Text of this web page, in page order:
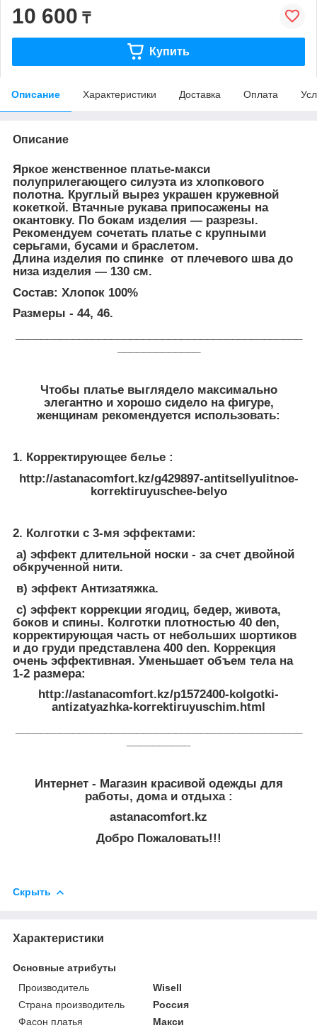
10 600 ₸
Купить
Описание Характеристики Доставка Оплата
Описание
Яркое женственное платье-макси
полуприлегающего силуэта из хлопкового
полотна. Круглый вырез украшен кружевной
кокеткой. Втачные рукава припосажены на
окантовку. По бокам изделия — разрезы.
Рекомендуем сочетать платье с крупными
серьгами, бусами и браслетом.
Длина изделия по спинке от плечевого шва до
низа изделия — 130 см.
Состав: Хлопок 100%
Размеры - 44, 46.
Чтобы платье выглядело максимально
элегантно и хорошо сидело на фигуре,
женщинам рекомендуется использовать:
1. Корректирующее белье :
http://astanacomfort.kz/g429897-antitsellyulitnoe-
korrektiruyuschee-belyo
2. Колготки с 3-мя эффектами:
а) эффект длительной носки - за счет двойной
обкрученной нити.
в) эффект Антизатяжка.
с) эффект коррекции ягодиц, бедер, живота,
боков и спины. Колготки плотностью 40 den,
корректирующая часть от небольших шортиков
и до груди представлена 400 den. Коррекция
очень эффективная. Уменьшает объем тела на
1-2 размера:
http://astanacomfort.kz/p1572400-kolgotki-
antizatyazhka-korrektiruyuschim.html
Интернет - Магазин красивой одежды для
работы, дома и отдыха :
astanacomfort.kz
Добро Пожаловать!!!
Скрыть
Характеристики
Основные атрибуты
Производитель
Wisell
Страна производитель
Россия
Фасон платья
Макси